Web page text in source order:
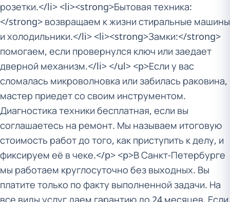
розетки.</li> <li><strong>Бытовая техника:
</strong> возвращаем к жизни стиральные машины
и холодильники.</li> <li><strong>Замки:</strong>
помогаем, если провернулся ключ или заедает
дверной механизм.</li> </ul> <p>Если у вас
сломалась микроволновка или забилась раковина,
мастер приедет со своим инструментом.
Диагностика техники бесплатная, если вы
соглашаетесь на ремонт. Мы называем итоговую
стоимость работ до того, как приступить к делу, и
фиксируем её в чеке.</p> <p>В Санкт-Петербурге
мы работаем круглосуточно без выходных. Вы
платите только по факту выполненной задачи. На
все виды услуг даем гарантию до 24 месяцев. Если